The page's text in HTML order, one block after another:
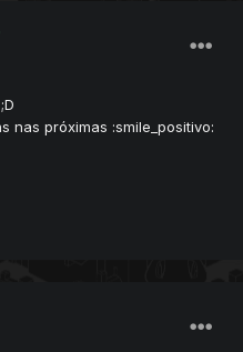
nas próximas :smile_positivo: